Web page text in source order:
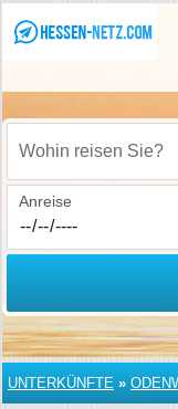
Wohin reisen Sie?
Anreise
UNTERKÜNFTE »